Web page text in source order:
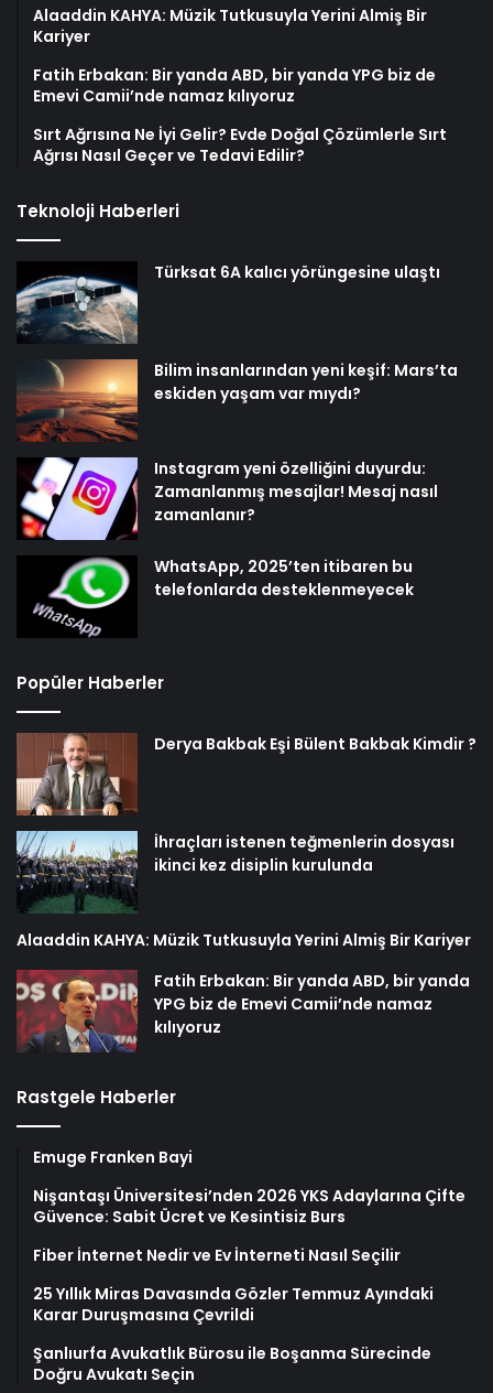
Alaaddin KAHYA: Müzik Tutkusuyla Yerini Almiş Bir
Kariyer
Fatih Erbakan: Bir yanda ABD, bir yanda YPG biz de
Emevi Camii’nde namaz kılıyoruz
Sırt Ağrısına Ne İyi Gelir? Evde Doğal Çözümlerle Sırt
Ağrısı Nasıl Geçer ve Tedavi Edilir?
Teknoloji Haberleri
Türksat 6A kalıcı yörüngesine ulaştı
Bilim insanlarından yeni keşif: Mars’ta
eskiden yaşam var mıydı?
Instagram yeni özelliğini duyurdu:
Zamanlanmış mesajlar! Mesaj nasıl
zamanlanır?
WhatsApp, 2025’ten itibaren bu
telefonlarda desteklenmeyecek
Popüler Haberler
Derya Bakbak Eşi Bülent Bakbak Kimdir ?
İhraçları istenen teğmenlerin dosyası
ikinci kez disiplin kurulunda
Alaaddin KAHYA: Müzik Tutkusuyla Yerini Almiş Bir Kariyer
Fatih Erbakan: Bir yanda ABD, bir yanda
YPG biz de Emevi Camii’nde namaz
kılıyoruz
Rastgele Haberler
Emuge Franken Bayi
Nişantaşı Üniversitesi’nden 2026 YKS Adaylarına Çifte
Güvence: Sabit Ücret ve Kesintisiz Burs
Fiber İnternet Nedir ve Ev İnterneti Nasıl Seçilir
25 Yıllık Miras Davasında Gözler Temmuz Ayındaki
Karar Duruşmasına Çevrildi
Şanlıurfa Avukatlık Bürosu ile Boşanma Sürecinde
Doğru Avukatı Seçin